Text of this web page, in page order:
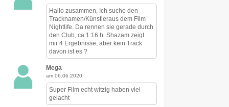
Hallo zusammen, Ich suche den
Tracknamen/Künstleraus dem Film
Nightlife. Da rennen sie gerade durch
den Club, ca 1:16 h. Shazam zeigt
mir 4 Ergebnisse, aber kein Track
davon ist es ?
Mega
am 06.06.2020
Super Film echt witzig haben viel
gelacht